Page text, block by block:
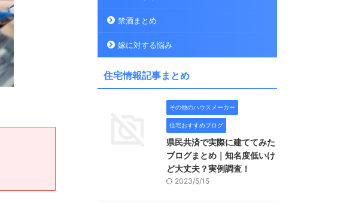
禁酒まとめ
嫁に対する悩み
住宅情報記事まとめ
その他のハウスメーカー
住宅おすすめブログ
県民共済で実際に建ててみた
ブログまとめ｜知名度低いけ
ど大丈夫？実例調査！
2023/5/15